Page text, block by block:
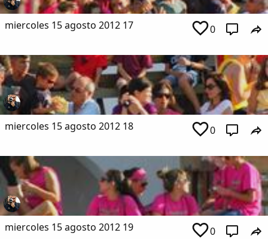
miercoles 15 agosto 2012 17 0
miercoles 15 agosto 2012 18 0
miercoles 15 agosto 2012 19 0